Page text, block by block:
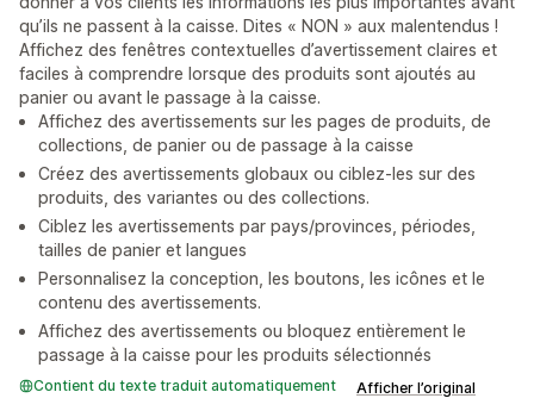
qu’ils ne passent à la caisse. Dites « NON » aux malentendus !
Affichez des fenêtres contextuelles d’avertissement claires et
faciles à comprendre lorsque des produits sont ajoutés au
panier ou avant le passage à la caisse.
Affichez des avertissements sur les pages de produits, de
collections, de panier ou de passage à la caisse
Créez des avertissements globaux ou ciblez-les sur des
produits, des variantes ou des collections.
Ciblez les avertissements par pays/provinces, périodes,
tailles de panier et langues
Personnalisez la conception, les boutons, les icônes et le
contenu des avertissements.
Affichez des avertissements ou bloquez entièrement le
passage à la caisse pour les produits sélectionnés
Contient du texte traduit automatiquement Afficher l’original